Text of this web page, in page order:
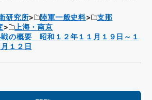
研究所 陸軍一般史料
支那
上海・南京
の概要 昭和１２年１１月１９日～１
１２日